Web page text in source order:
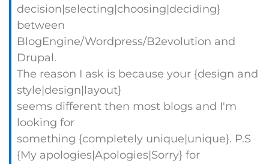
decision|selecting|choosing|deciding}
between
BlogEngine/Wordpress/B2evolution and
Drupal.
The reason I ask is because your {design and
style|design|layout}
seems different then most blogs and I'm
looking for
something {completely unique|unique}. P.S
{My apologies|Apologies|Sorry} for